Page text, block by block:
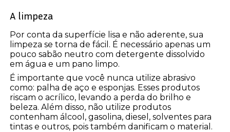
A limpeza
Por conta da superfície lisa e não aderente, sua
limpeza se torna de fácil. É necessário apenas um
pouco sabão neutro com detergente dissolvido
em água e um pano limpo.
É importante que você nunca utilize abrasivo
como: palha de aço e esponjas. Esses produtos
riscam o acrílico, levando a perda do brilho e
beleza. Além disso, não utilize produtos
contenham álcool, gasolina, diesel, solventes para
tintas e outros, pois também danificam o material.